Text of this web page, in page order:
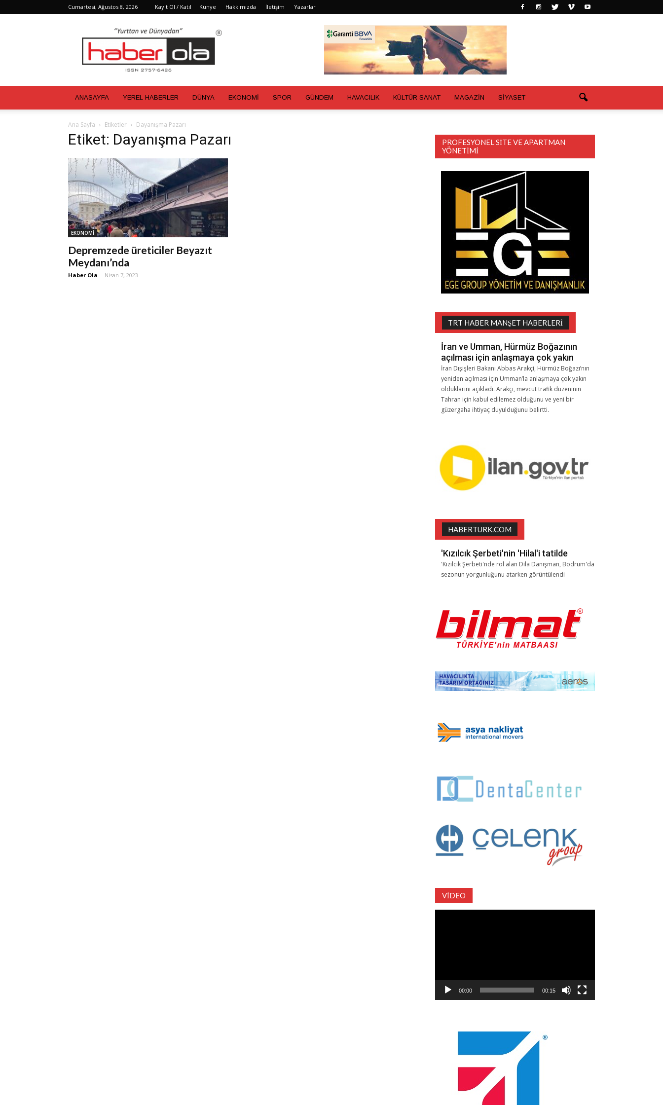
Cumartesi, Ağustos 8, 2026 Kayıt Ol / Katıl Künye Hakkımızda İletişim Yazarlar
ANASAYFA YEREL HABERLER DÜNYA EKONOMİ SPOR GÜNDEM HAVACILIK KÜLTÜR SANAT MAGAZİN SİYASET
Ana Sayfa Etiketler Dayanışma Pazarı
Etiket: Dayanışma Pazarı
EKONOMİ
Depremzede üreticiler Beyazıt
Meydanı’nda
Haber Ola - Nisan 7, 2023
PROFESYONEL SITE VE APARTMAN
YÖNETIMI
TRT HABER MANŞET HABERLERI
İran ve Umman, Hürmüz Boğazının
açılması için anlaşmaya çok yakın
İran Dışişleri Bakanı Abbas Arakçi, Hürmüz Boğazı’nın
yeniden açılması için Umman’la anlaşmaya çok yakın
olduklarını açıkladı. Arakçi, mevcut trafik düzeninin
Tahran için kabul edilemez olduğunu ve yeni bir
güzergaha ihtiyaç duyulduğunu belirtti.
HABERTURK.COM
'Kızılcık Şerbeti'nin 'Hilal'i tatilde
'Kızılcık Şerbeti'nde rol alan Dila Danışman, Bodrum'da
sezonun yorgunluğunu atarken görüntülendi
VIDEO
00:00 00:15